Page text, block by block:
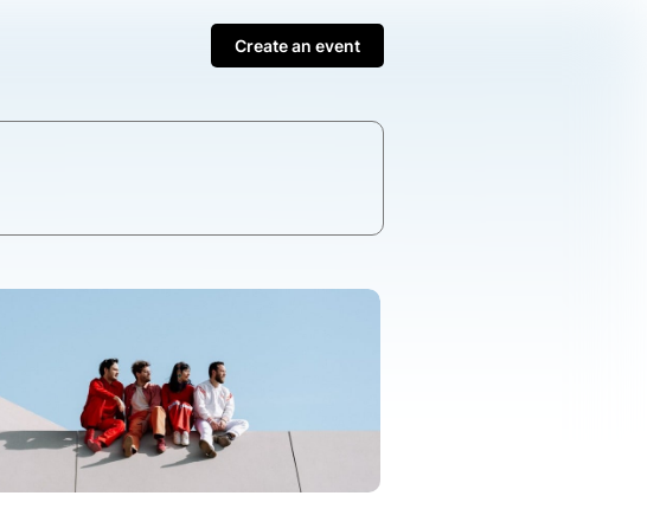
Create an event